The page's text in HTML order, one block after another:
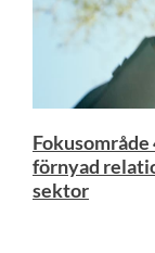
förnyad
sektor